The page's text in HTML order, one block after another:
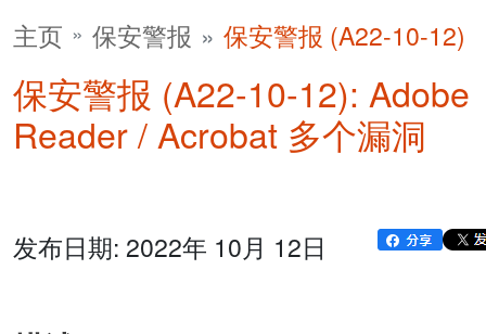
主页 保安警报 保安警报 (A22-10-12)
保安警报 (A22-10-12): Adobe
Reader / Acrobat 多个漏洞
发布日期: 2022年 10月 12日